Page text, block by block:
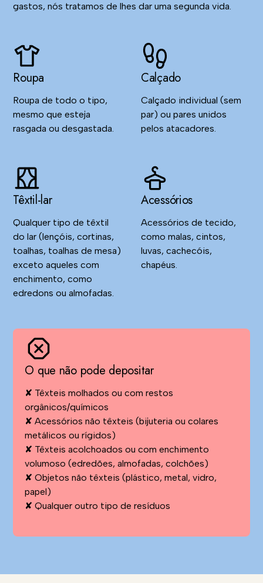
gastos, nós tratamos de lhes dar uma segunda vida.
Roupa
Roupa de todo o tipo,
mesmo que esteja
rasgada ou desgastada.
Calçado
Calçado individual (sem
par) ou pares unidos
pelos atacadores.
Têxtil-lar
Qualquer tipo de têxtil
do lar (lençóis, cortinas,
toalhas, toalhas de mesa)
exceto aqueles com
enchimento, como
edredons ou almofadas.
Acessórios
Acessórios de tecido,
como malas, cintos,
luvas, cachecóis,
chapéus.
O que não pode depositar
✘ Têxteis molhados ou com restos
orgânicos/químicos
✘ Acessórios não têxteis (bijuteria ou colares
metálicos ou rígidos)
✘ Têxteis acolchoados ou com enchimento
volumoso (edredões, almofadas, colchões)
✘ Objetos não têxteis (plástico, metal, vidro,
papel)
✘ Qualquer outro tipo de resíduos